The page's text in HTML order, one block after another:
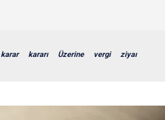
karar kararı Üzerine vergi ziyaı